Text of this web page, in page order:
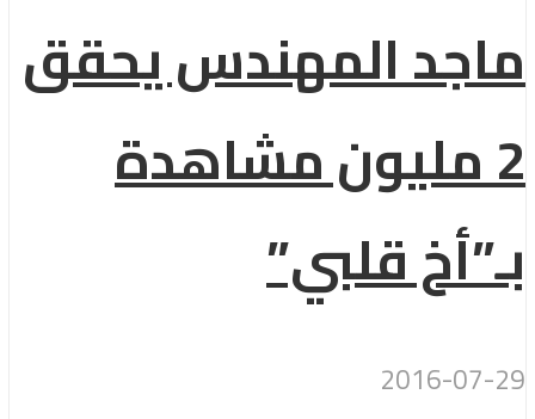
ماجد المهندس يحقق
2 مليون مشاهدة
بـ”أخ قلبي”
2016-07-29